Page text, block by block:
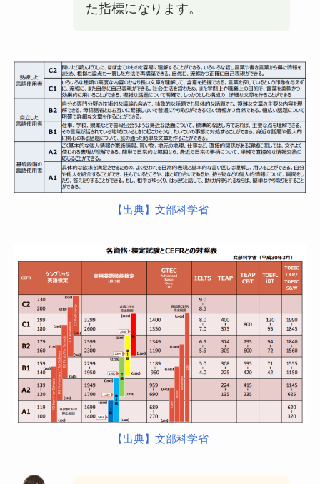
た指標になります。
【出典】文部科学省
【出典】文部科学省